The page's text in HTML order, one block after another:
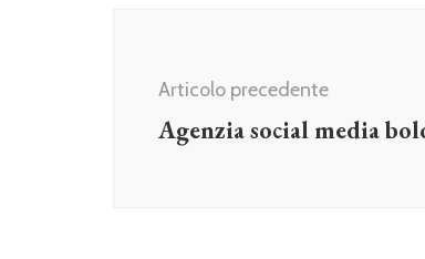
Articolo precedente
Agenzia social media